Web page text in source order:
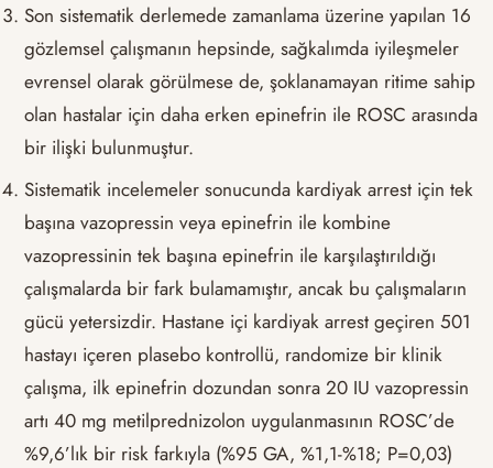
Son sistematik derlemede zamanlama üzerine yapılan 16
gözlemsel çalışmanın hepsinde, sağkalımda iyileşmeler
evrensel olarak görülmese de, şoklanamayan ritime sahip
olan hastalar için daha erken epinefrin ile ROSC arasında
bir ilişki bulunmuştur.
Sistematik incelemeler sonucunda kardiyak arrest için tek
başına vazopressin veya epinefrin ile kombine
vazopressinin tek başına epinefrin ile karşılaştırıldığı
çalışmalarda bir fark bulamamıştır, ancak bu çalışmaların
gücü yetersizdir. Hastane içi kardiyak arrest geçiren 501
hastayı içeren plasebo kontrollü, randomize bir klinik
çalışma, ilk epinefrin dozundan sonra 20 IU vazopressin
artı 40 mg metilprednizolon uygulanmasının ROSC’de
%9,6’lık bir risk farkıyla (%95 GA, %1,1-%18; P=0,03)